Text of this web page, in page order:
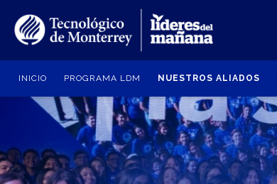
contenido
principal
INICIO PROGRAMA LDM NUESTROS ALIADOS